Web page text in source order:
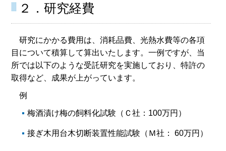
２．研究経費
研究にかかる費用は、消耗品費、光熱水費等の各項
目について積算して算出いたします。一例ですが、当
所では以下のような受託研究を実施しており、特許の
取得など、成果が上がっています。
例
梅酒漬け梅の飼料化試験（Ｃ社：100万円）
接ぎ木用台木切断装置性能試験（Ｍ社： 60万円）